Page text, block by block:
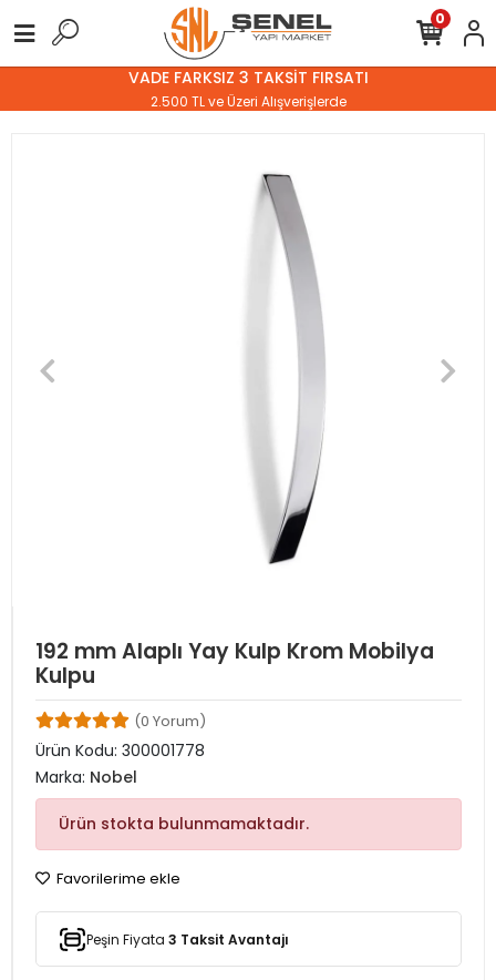
VADE FARKSIZ 3 TAKSİT FIRSATI
2.500 TL ve Üzeri Alışverişlerde
0
192 mm Alaplı Yay Kulp Krom Mobilya
Kulpu
(0 Yorum)
Ürün Kodu: 300001778
Marka: Nobel
Ürün stokta bulunmamaktadır.
Favorilerime ekle
Peşin Fiyata 3 Taksit Avantajı